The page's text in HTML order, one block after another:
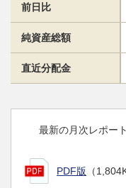
前日比
純資産総額
直近分配金
最新の月次レポート
PDF版 （